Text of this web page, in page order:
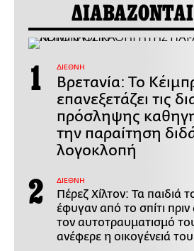
ΔΙΕΘΝΗ
Βρετανία: Το
επανεξετάζει τις
πρόσληψης
την παραίτηση
λογοκλοπή
ΔΙΕΘΝΗ
Πέρεζ Χίλτον: Τα παιδιά
έφυγαν από το σπίτι
τον αυτοτραυματισμό
ανέφερε η οικογένειά του